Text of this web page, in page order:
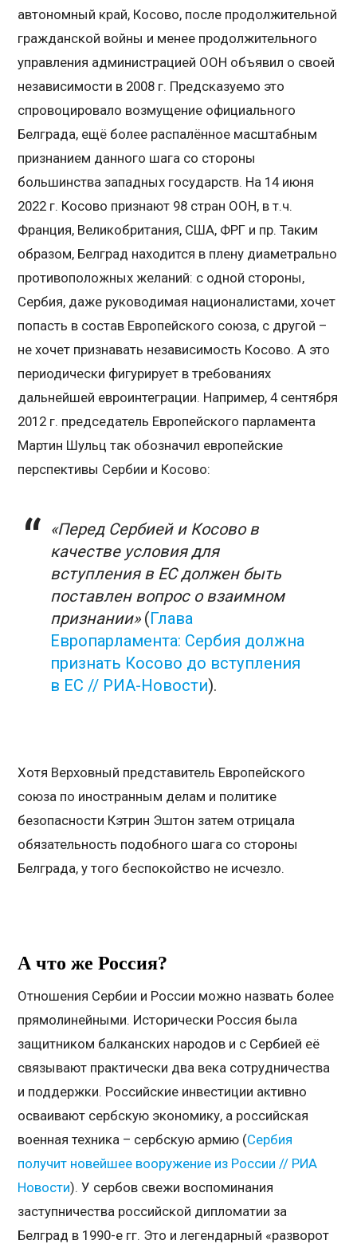
автономный край, Косово, после продолжительной
гражданской войны и менее продолжительного
управления администрацией ООН объявил о своей
независимости в 2008 г. Предсказуемо это
спровоцировало возмущение официального
Белграда, ещё более распалённое масштабным
признанием данного шага со стороны
большинства западных государств. На 14 июня
2022 г. Косово признают 98 стран ООН, в т.ч.
Франция, Великобритания, США, ФРГ и пр. Таким
образом, Белград находится в плену диаметрально
противоположных желаний: с одной стороны,
Сербия, даже руководимая националистами, хочет
попасть в состав Европейского союза, с другой –
не хочет признавать независимость Косово. А это
периодически фигурирует в требованиях
дальнейшей евроинтеграции. Например, 4 сентября
2012 г. председатель Европейского парламента
Мартин Шульц так обозначил европейские
перспективы Сербии и Косово:
«Перед Сербией и Косово в
качестве условия для
вступления в ЕС должен быть
поставлен вопрос о взаимном
признании»(Глава
Европарламента: Сербия должна
признать Косово до вступления
в ЕС // РИА-Новости).
Хотя Верховный представитель Европейского
союза по иностранным делам и политике
безопасности Кэтрин Эштон затем отрицала
обязательность подобного шага со стороны
Белграда, у того беспокойство не исчезло.
А что же Россия?
Отношения Сербии и России можно назвать более
прямолинейными. Исторически Россия была
защитником балканских народов и с Сербией её
связывают практически два века сотрудничества
и поддержки. Российские инвестиции активно
осваивают сербскую экономику, а российская
военная техника – сербскую армию (Сербия
получит новейшее вооружение из России // РИА
Новости). У сербов свежи воспоминания
заступничества российской дипломатии за
Белград в 1990-е гг. Это и легендарный «разворот